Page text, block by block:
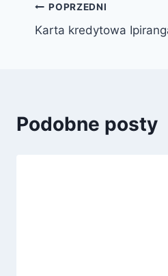
POPRZEDNI
Karta kredytowa
Podobne posty